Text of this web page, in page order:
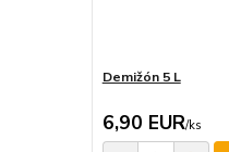
Demižón 5 L
6,90 EUR/ks